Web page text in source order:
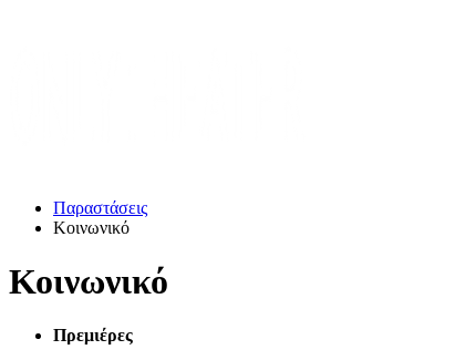
Παραστάσεις
Κοινωνικό
Κοινωνικό
Πρεμιέρες